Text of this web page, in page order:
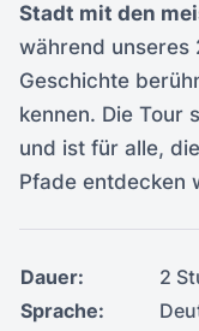
Stadt mit den
während unseres
Geschichte
kennen. Die Tour
und ist für alle,
Pfade entdecken
Dauer:
2
Sprache: